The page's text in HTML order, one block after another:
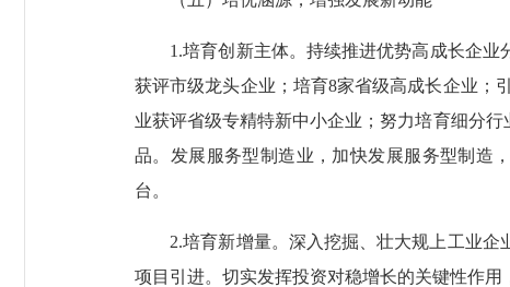
1.培育创新主体。持续推进优势高成长企业
获评市级龙头企业；培育8家省级高成长企业；
业获评省级专精特新中小企业；努力培育细分
品。发展服务型制造业，加快发展服务型制造
台。
2.培育新增量。深入挖掘、壮大规上工业企
项目引进。切实发挥投资对稳增长的关键性作用